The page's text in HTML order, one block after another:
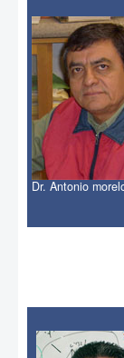
Dr. Antonio